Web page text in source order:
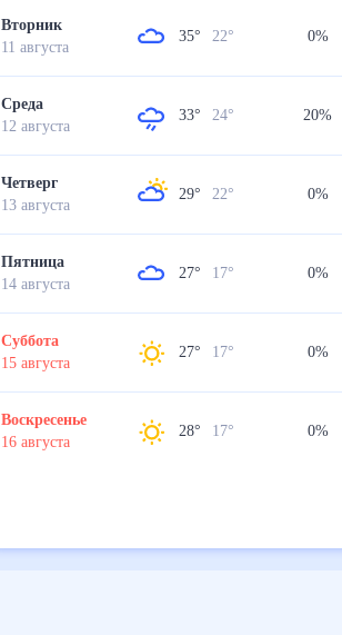
Вторник
11 августа
35° 22° 0%
Среда
12 августа
33° 24 20%
Четверг
13 августа
29° 22 0%
Пятница
14 августа
27° 17° 0%
Суббота
15 августа
27° 17° 0%
Воскресенье
16 августа
28° 17° 0%